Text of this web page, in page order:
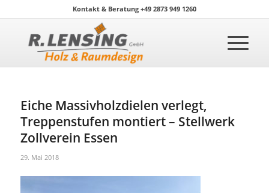
Kontakt & Beratung +49 2873 949 1260
Eiche Massivholzdielen verlegt,
Treppenstufen montiert – Stellwerk
Zollverein Essen
29. Mai 2018